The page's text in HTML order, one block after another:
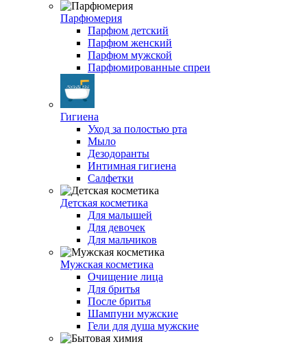
Парфюмерия
Парфюм детский
Парфюм женский
Парфюм мужской
Парфюмированные спреи
Гигиена
Уход за полостью рта
Мыло
Дезодоранты
Интимная гигиена
Салфетки
Детская косметика
Для малышей
Для девочек
Для мальчиков
Мужская косметика
Очищение лица
Для бритья
После бритья
Шампуни мужские
Гели для душа мужские